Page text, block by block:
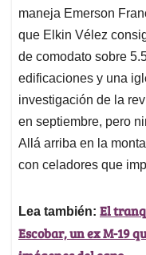
maneja Emerson
que Elkin Vélez
de comodato sobre
edificaciones y una
investigación de la
en septiembre, pero
Allá arriba en la
con celadores que
Lea también: El
Escobar, un ex M-19